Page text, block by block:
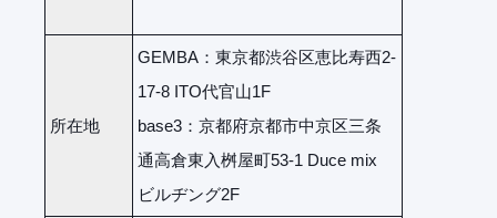
所在地
GEMBA：東京都渋谷区恵比寿西2-
17-8 ITO代官山1F
base3：京都府京都市中京区三条
通高倉東入桝屋町53-1 Duce mix
ビルヂング2F